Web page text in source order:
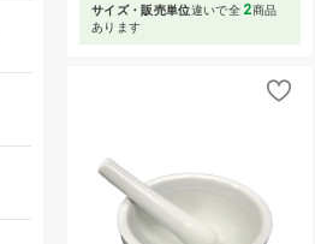
サイズ・販売単位違いで全 2商品
あります